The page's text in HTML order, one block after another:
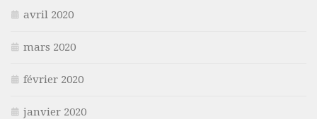
avril 2020
mars 2020
février 2020
janvier 2020